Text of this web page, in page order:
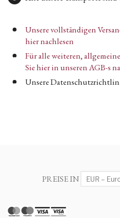
Unsere vollständigen
hier nachlesen
Für alle weiteren,
Sie hier in unseren AGB-s
Unsere
PREISE IN